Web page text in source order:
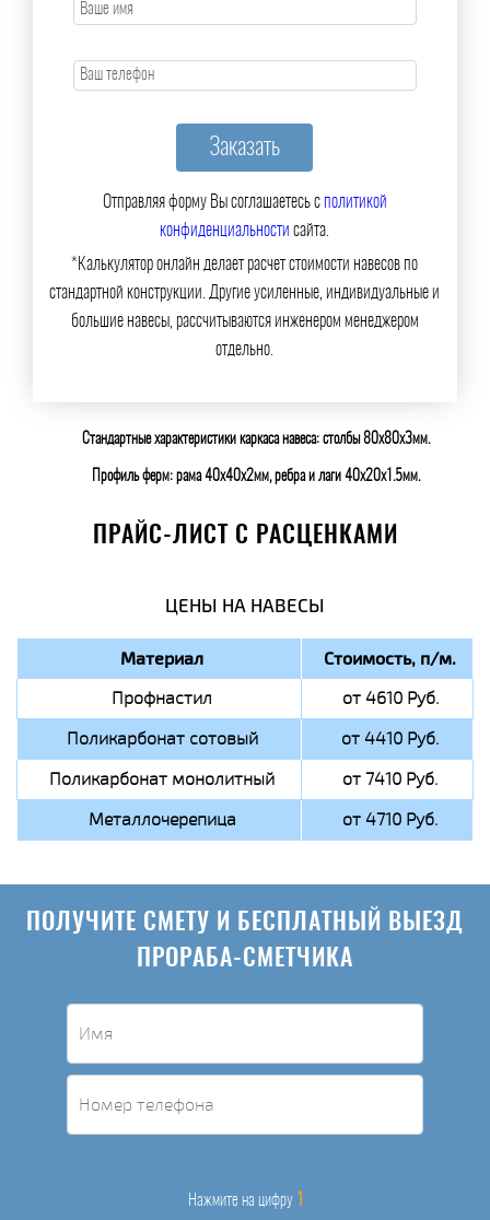
Отправляя форму Вы соглашаетесь сполитикой
конфиденциальности сайта.
*Калькулятор онлайн делает расчет стоимости навесов по
стандартной конструкции. Другие усиленные, индивидуальные и
большие навесы, рассчитываются инженером менеджером
отдельно.
Стандартные характеристики каркаса навеса: столбы 80х80х3мм.
Профиль ферм: рама 40х40х2мм, ребра и лаги 40х20х1.5мм.
ПРАЙС-ЛИСТ С РАСЦЕНКАМИ
ЦЕНЫ НА НАВЕСЫ
Материал Стоимость, п/м.
Профнастил
от 4610 Руб.
Поликарбонат сотовый
от 4410 Руб.
Поликарбонат монолитный
от 7410 Руб.
Металлочерепица
от 4710 Руб.
ПОЛУЧИТЕ СМЕТУ И БЕСПЛАТНЫЙ ВЫЕЗД
ПРОРАБА-СМЕТЧИКА
Нажмите на цифру 1